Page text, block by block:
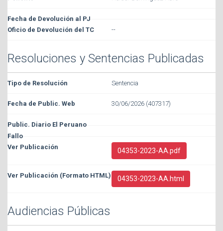
--
Resoluciones y Sentencias Publicadas
Sentencia
30/06/2026 (407317)
04353-2023-AA.pdf
04353-2023-AA.html
Audiencias Públicas